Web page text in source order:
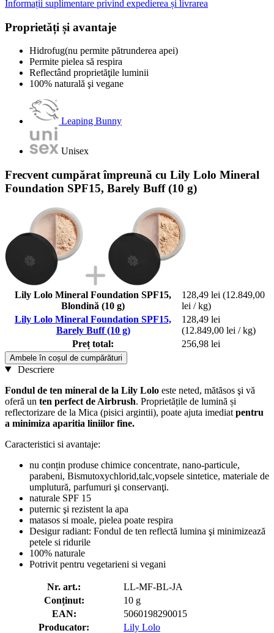
Informații suplimentare privind expedierea și livrarea
Proprietăți și avantaje
Hidrofug(nu permite pătrunderea apei)
Permite pielea să respira
Reflectând proprietăţile luminii
100% naturală şi vegane
Leaping Bunny
Unisex
Frecvent cumpărat împreună cu Lily Lolo Mineral
Foundation SPF15, Barely Buff (10 g)
Lily Lolo Mineral Foundation SPF15,
Blondină (10 g)
128,49 lei (12.849,00
lei / kg)
Lily Lolo Mineral Foundation SPF15,
Barely Buff (10 g)
128,49 lei
(12.849,00 lei / kg)
Preț total:
256,98 lei
Ambele în coșul de cumpărături
Descriere
Fondul de ten mineral de la Lily Lolo este neted, mătăsos şi vă
oferă un ten perfect de Airbrush. Proprietățile de lumină și
reflectorizare de la Mica (pisici argintii), poate ajuta imediat pentru
a minimiza aparitia liniilor fine.
Caracteristici si avantaje:
nu conțin produse chimice concentrate, nano-particule,
parabeni, Bismutoxychlorid,talc,vopsele sintetice, materiale de
umplutură, parfumuri şi conservanţi.
naturale SPF 15
puternic şi rezistent la apa
matasos si moale, pielea poate respira
Desigur radiant: Fondul de ten reflectă lumina şi minimizează
petele si ridurile
100% naturale
Potrivit pentru vegetarieni si vegani
Nr. art.:
LL-MF-BL-JA
Conținut:
10 g
EAN:
5060198290015
Producator:
Lily Lolo